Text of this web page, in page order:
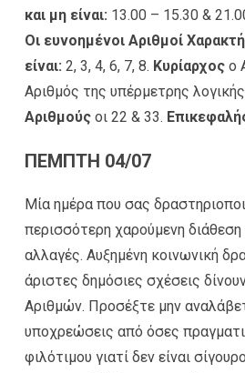
και μη είναι: 13.00 – 15.30 &
Οι ευνοημένοι Αριθμοί
είναι: 2, 3, 4, 6, 7, 8. Κυρίαρχος ο
Αριθμός της υπέρμετρης
Αριθμούς οι 22 & 33.
ΠΕΜΠΤΗ 04/07
Μία ημέρα που σας
περισσότερη χαρούμενη διάθεση
αλλαγές. Αυξημένη κοινωνική
άριστες δημόσιες σχέσεις
Αριθμών. Προσέξτε μην
υποχρεώσεις από όσες
φιλότιμου γιατί δεν είναι